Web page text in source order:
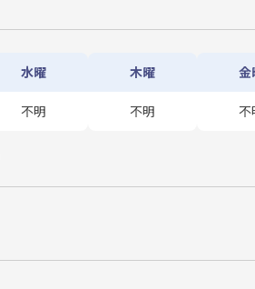
水曜
不明
木曜
不明
金
不